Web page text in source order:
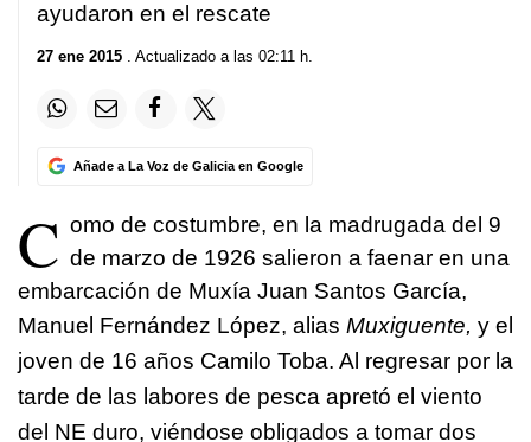
ayudaron en el rescate
27 ene 2015 . Actualizado a las 02:11 h.
Añade a La Voz de Galicia en Google
C omo de costumbre, en la madrugada del 9
de marzo de 1926 salieron a faenar en una
embarcación de Muxía Juan Santos García,
Manuel Fernández López, alias Muxiguente, y el
joven de 16 años Camilo Toba. Al regresar por la
tarde de las labores de pesca apretó el viento
del NE duro, viéndose obligados a tomar dos